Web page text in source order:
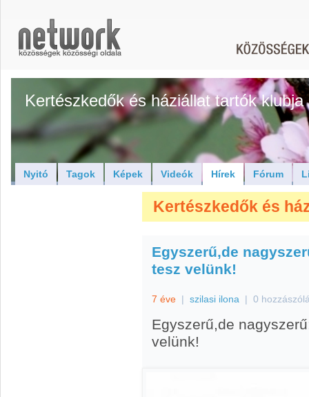
Kertészkedők és háziállat tartók klubja
Nyitó Tagok Képek Videók Hírek Fórum
Kertészkedők és
Egyszerű,de
tesz velünk!
7 éve | szilasi ilona | 0
Egyszerű,de
velünk!